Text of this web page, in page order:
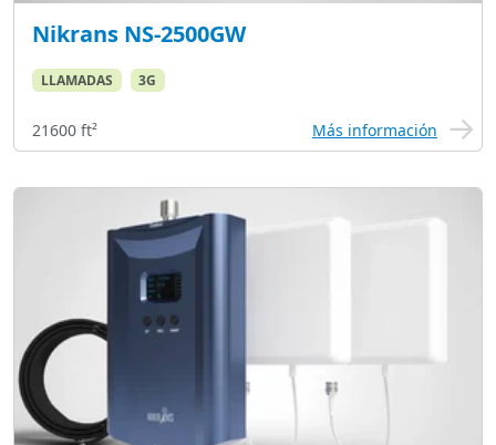
Nikrans NS-2500GW
LLAMADAS 3G
21600 ft² Más información